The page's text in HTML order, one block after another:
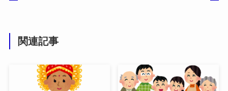
関連記事